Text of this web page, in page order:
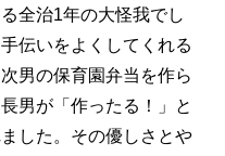
全治1年の大怪我でし
伝いをよくしてくれる
男の保育園弁当を作ら
男が「作ったる！」と
ました。その優しさと